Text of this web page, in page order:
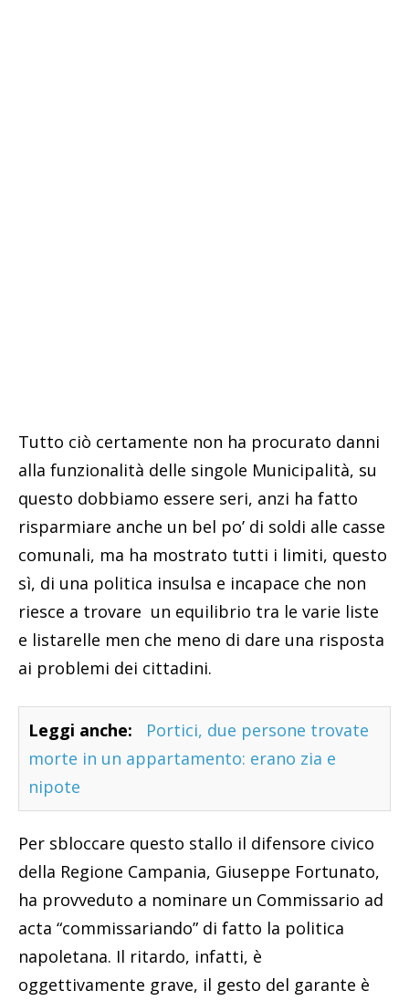
Tutto ciò certamente non ha procurato danni
alla funzionalità delle singole Municipalità, su
questo dobbiamo essere seri, anzi ha fatto
risparmiare anche un bel po’ di soldi alle casse
comunali, ma ha mostrato tutti i limiti, questo
sì, di una politica insulsa e incapace che non
riesce a trovare un equilibrio tra le varie liste
e listarelle men che meno di dare una risposta
ai problemi dei cittadini.
Leggi anche:
Portici, due persone trovate
morte in un appartamento: erano zia e
nipote
Per sbloccare questo stallo il difensore civico
della Regione Campania, Giuseppe Fortunato,
ha provveduto a nominare un Commissario ad
acta “commissariando” di fatto la politica
napoletana. Il ritardo, infatti, è
oggettivamente grave, il gesto del garante è